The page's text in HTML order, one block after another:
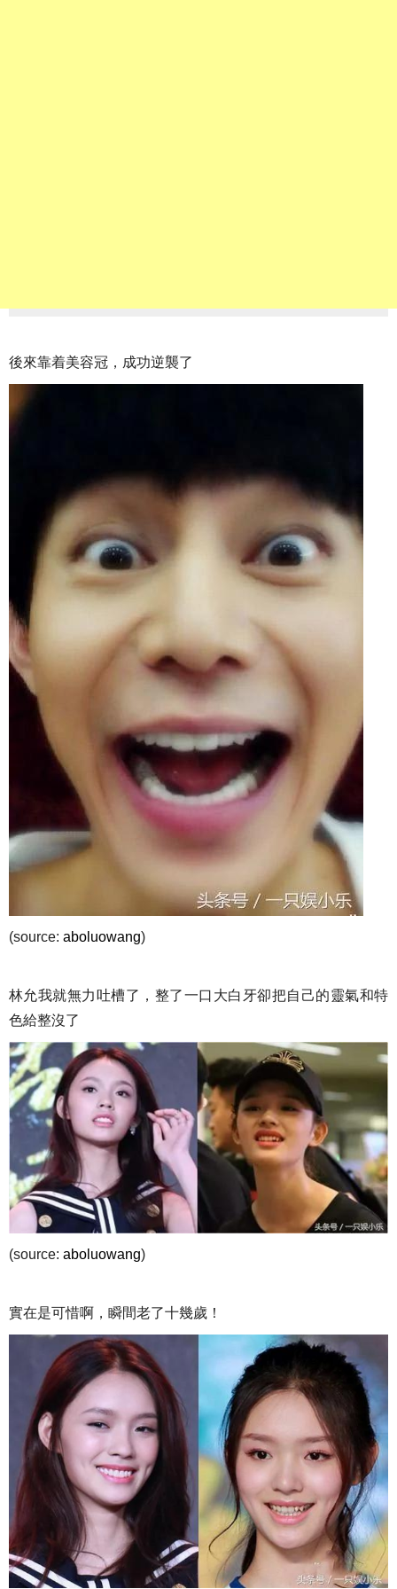
後來靠着美容冠，成功逆襲了
(source: aboluowang)
林允我就無力吐槽了，整了一口大白牙卻把自己的靈氣和特
色給整沒了
(source: aboluowang)
實在是可惜啊，瞬間老了十幾歲！